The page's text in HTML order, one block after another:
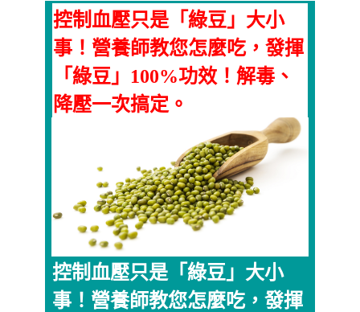
控制血壓只是「綠豆」大小
事！營養師教您怎麼吃，發揮
「綠豆」100%功效！解毒、
降壓一次搞定。
控制血壓只是「綠豆」大小
事！營養師教您怎麼吃，發揮